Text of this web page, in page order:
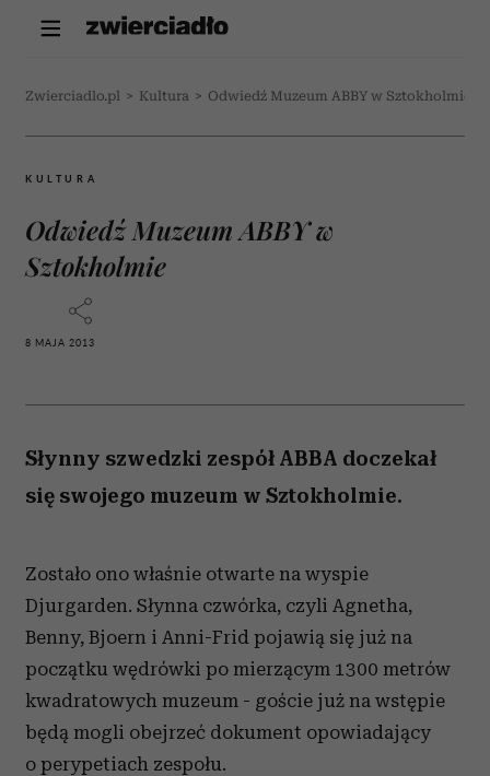
Zwierciadlo.pl > Kultura > Odwiedź Muzeum ABBY w Sztokholmie
KULTURA
Odwiedź Muzeum ABBY w
Sztokholmie
8 MAJA 2013
Słynny szwedzki zespół ABBA doczekał
się swojego muzeum w Sztokholmie.
Zostało ono właśnie otwarte na wyspie
Djurgarden. Słynna czwórka, czyli Agnetha,
Benny, Bjoern i Anni-Frid pojawią się już na
początku wędrówki po mierzącym 1300 metrów
kwadratowych muzeum - goście już na wstępie
będą mogli obejrzeć dokument opowiadający
o perypetiach zespołu.